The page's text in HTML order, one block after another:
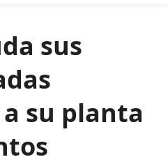
sus
su planta